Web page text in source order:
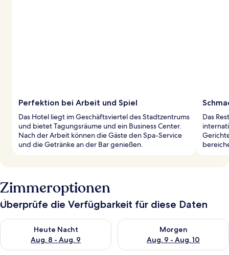
Perfektion bei Arbeit und Spiel
Das Hotel liegt im Geschäftsviertel des Stadtzentrums
und bietet Tagungsräume und ein Business Center.
Nach der Arbeit können die Gäste den Spa-Service
und die Getränke an der Bar genießen.
Das
Zimmeroptionen
Überprüfe die Verfügbarkeit für diese Daten
Heute Nacht
Aug. 8 - Aug. 9
Überprüfe die Verfügbarkeit für heute Nacht, Aug. 8 - Aug. 9.
Morgen
Aug. 9 - Aug. 10
Überprüfe die Verfügbarkeit